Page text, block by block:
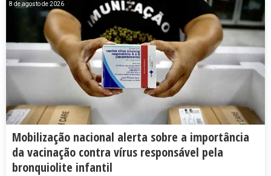
8 de agosto de 2026
Mobilização nacional alerta sobre a importância
da vacinação contra vírus responsável pela
bronquiolite infantil